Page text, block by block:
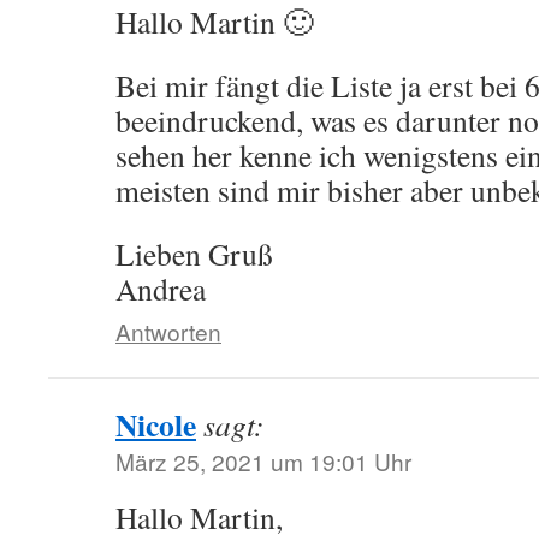
Hallo Martin 🙂
Bei mir fängt die Liste ja erst bei
beeindruckend, was es darunter
sehen her kenne ich wenigstens
meisten sind mir bisher aber
Lieben Gruß
Andrea
Antworten
Nicolesagt:
März 25, 2021 um 19:01 Uhr
Hallo Martin,